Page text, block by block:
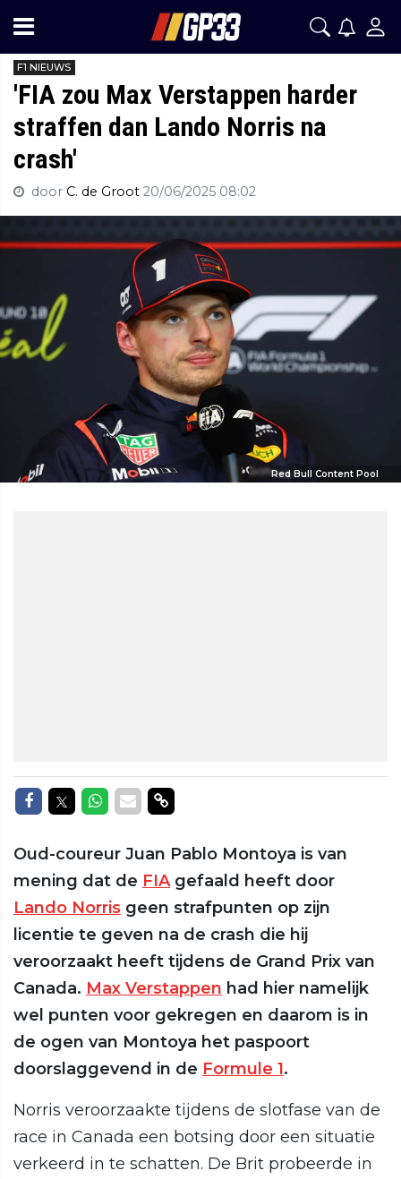
F1 NIEUWS
'FIA zou Max Verstappen harder
straffen dan Lando Norris na
crash'
door C. de Groot 20/06/2025 08:02
Red Bull Content Pool
Delen op Facebook
Delen op Twitter
Delen op Whatsapp
Delen via Mail
Delen via link
Oud-coureur Juan Pablo Montoya is van
mening dat de FIAgefaald heeft door
Lando Norris geen strafpunten op zijn
licentie te geven na de crash die hij
veroorzaakt heeft tijdens de Grand Prix van
Canada. Max Verstappen had hier namelijk
wel punten voor gekregen en daarom is in
de ogen van Montoya het paspoort
doorslaggevend in de Formule 1.
Norris veroorzaakte tijdens de slotfase van de
race in Canada een botsing door een situatie
verkeerd in te schatten. De Brit probeerde in